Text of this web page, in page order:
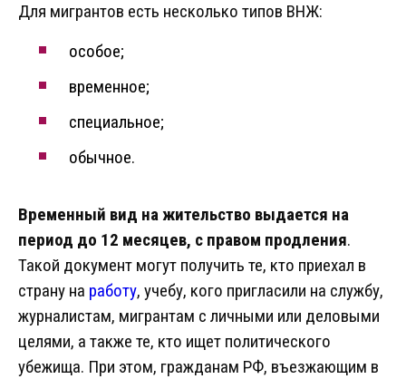
Для мигрантов есть несколько типов ВНЖ:
особое;
временное;
специальное;
обычное.
Временный вид на жительство выдается на
период до 12 месяцев, с правом продления.
Такой документ могут получить те, кто приехал в
страну на работу, учебу, кого пригласили на службу,
журналистам, мигрантам с личными или деловыми
целями, а также те, кто ищет политического
убежища. При этом, гражданам РФ, въезжающим в